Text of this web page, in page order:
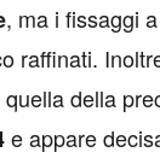
, ma i fissaggi
raffinati.
della
e appare